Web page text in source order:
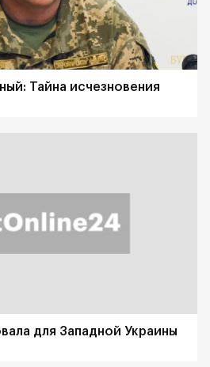
Тайна исчезновения
для Западной Украины